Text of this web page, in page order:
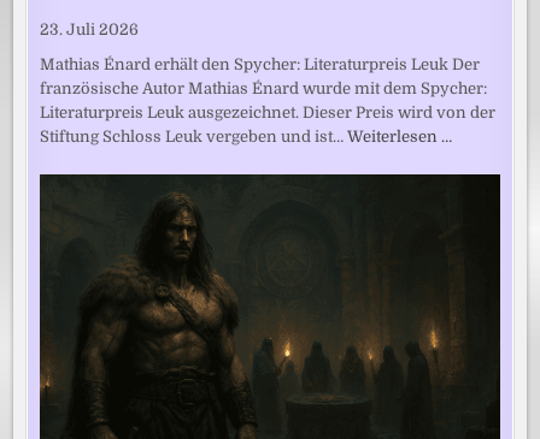
23. Juli 2026
Mathias Énard erhält den Spycher: Literaturpreis Leuk Der
französische Autor Mathias Énard wurde mit dem Spycher:
Literaturpreis Leuk ausgezeichnet. Dieser Preis wird von der
Stiftung Schloss Leuk vergeben und ist…Weiterlesen …